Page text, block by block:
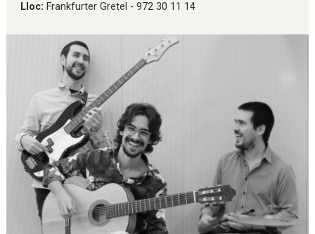
Lloc: Frankfurter Gretel - 972 30 11 14